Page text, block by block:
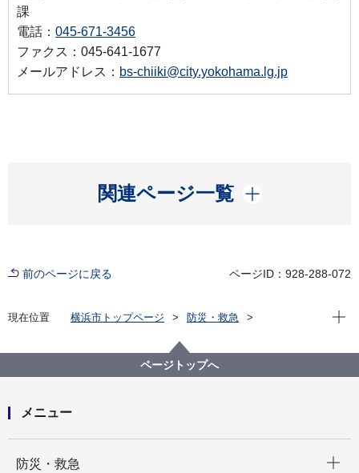
課
電話： 045-671-3456
ファクス：045-641-1677
メールアドレス： bs-chiiki@city.yokohama.lg.jp
関連ページ一覧
開く
前のページに戻る ページID：928-288-072
現在位置 横浜市トップページ
防災・救急
浸水ハザードマップ（戸塚区版）
現在
ページトップへ
メニュー
防災・救急